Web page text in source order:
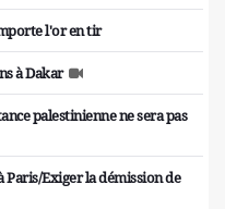
l'or en tir
à Dakar
palestinienne ne sera pas
Exiger la démission de